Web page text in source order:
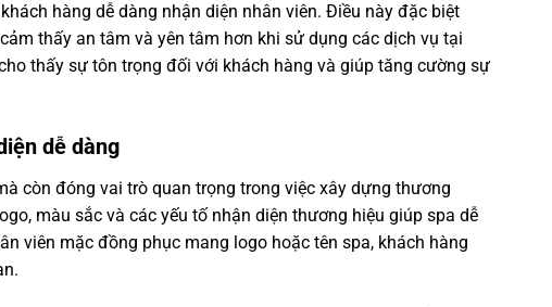
hàng dễ dàng nhận diện nhân viên. Điều này đặc biệt
thấy an tâm và yên tâm hơn khi sử dụng các dịch vụ tại
thấy sự tôn trọng đối với khách hàng và giúp tăng cường sự
dễ dàng
còn đóng vai trò quan trọng trong việc xây dựng thương
màu sắc và các yếu tố nhận diện thương hiệu giúp spa dễ
viên mặc đồng phục mang logo hoặc tên spa, khách hàng